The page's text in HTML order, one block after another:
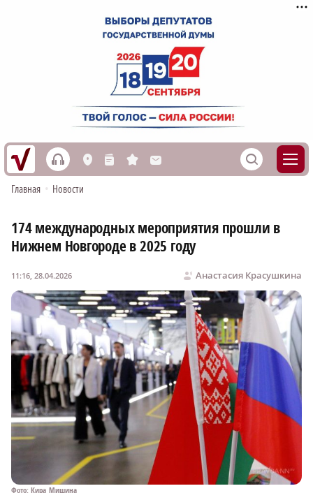
h L n s M S
Главная • Новости
174 международных мероприятия прошли в
Нижнем Новгороде в 2025 году
Анастасия Красушкина
11:16, 28.04.2026
Фото: Кира Мишина